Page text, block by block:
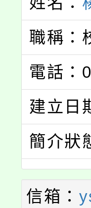
職稱：
電話：
建立日
簡介狀
信箱：